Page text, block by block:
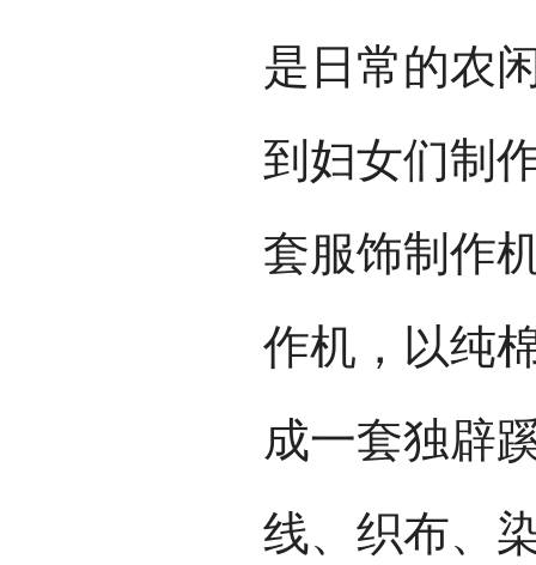
是日常的农
到妇女们制
套服饰制作
作机，以纯
成一套独辟
线、织布、